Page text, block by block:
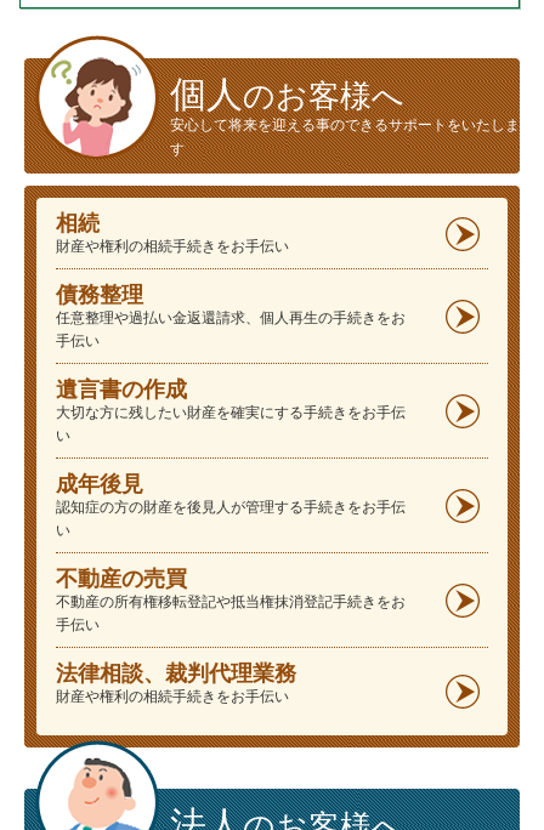
個人のお客様へ
安心して将来を迎える事のできるサポートをいたしま
す
相続
財産や権利の相続手続きをお手伝い
債務整理
任意整理や過払い金返還請求、個人再生の手続きをお
手伝い
遺言書の作成
大切な方に残したい財産を確実にする手続きをお手伝
い
成年後見
認知症の方の財産を後見人が管理する手続きをお手伝
い
不動産の売買
不動産の所有権移転登記や抵当権抹消登記手続きをお
手伝い
法律相談、裁判代理業務
財産や権利の相続手続きをお手伝い